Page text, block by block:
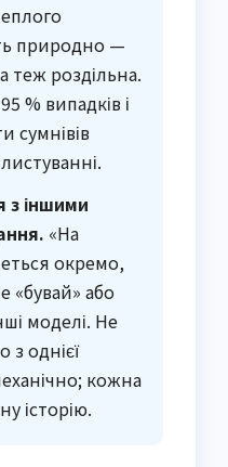
природно —
теж роздільна.
% випадків і
сумнівів
з іншими
«На
окремо,
«бувай» або
моделі. Не
з однієї
кожна
історію.